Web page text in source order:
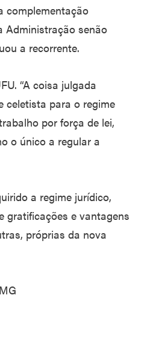
complementação
Administração senão
a recorrente.
“A coisa julgada
celetista para o regime
por força de lei,
o único a regular a
a regime jurídico,
gratificações e vantagens
próprias da nova